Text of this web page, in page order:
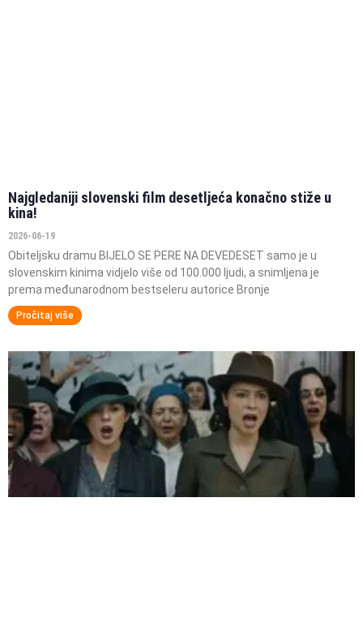
Najgledaniji slovenski film desetljeća konačno stiže u
kina!
2026-06-19
Obiteljsku dramu BIJELO SE PERE NA DEVEDESET samo je u
slovenskim kinima vidjelo više od 100.000 ljudi, a snimljena je
prema međunarodnom bestseleru autorice Bronje
Pročitaj više